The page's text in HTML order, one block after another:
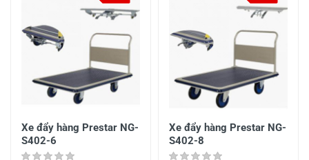
Xe đẩy hàng Prestar NG-
S402-6
Xe đẩy hàng Prestar NG-
S402-8